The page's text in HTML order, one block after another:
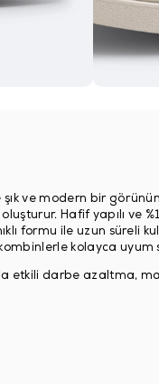
şık ve modern bir
Hafif yapılı ve
formu ile uzun süreli
kolayca uyum
etkili darbe azaltma,